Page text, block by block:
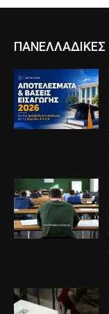
ΠΑΝΕΛΛΑΔΙΚΕΣ